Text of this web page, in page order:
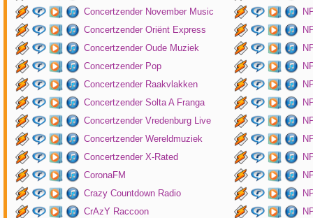
Concertzender November Music
Concertzender Oriënt Express
Concertzender Oude Muziek
Concertzender Pop
Concertzender Raakvlakken
Concertzender Solta A Franga
Concertzender Vredenburg Live
Concertzender Wereldmuziek
Concertzender X-Rated
CoronaFM
Crazy Countdown Radio
CrAzY Raccoon